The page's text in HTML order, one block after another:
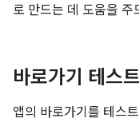
로 만드는 데 도움을 주
바로가기 테스트
앱의 바로가기를 테스